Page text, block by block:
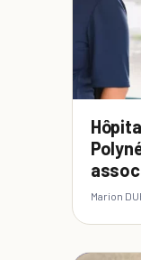
Marion